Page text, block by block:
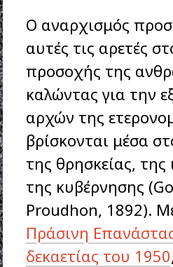
Ο αναρχισμός
αυτές τις αρετές
προσοχής της
καλώντας για την
αρχών της
βρίσκονται μέσα
της θρησκείας, της
της κυβέρνησης
Proudhon, 1892).
Πράσινη
δεκαετίας του 1950